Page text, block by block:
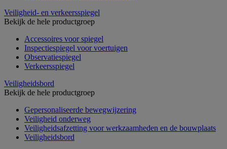
Veiligheid- en verkeersspiegel
Bekijk de hele productgroep
Accessoires voor spiegel
Inspectiespiegel voor voertuigen
Observatiespiegel
Verkeersspiegel
Veiligheidsbord
Bekijk de hele productgroep
Gepersonaliseerde bewegwijzering
Veiligheid onderweg
Veiligheidsafzetting voor werkzaamheden en de bouwplaats
Veiligheidsbord